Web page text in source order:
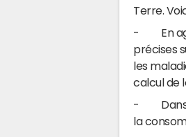
Terre.
- En
précises
les
calcul de
- Dans
la